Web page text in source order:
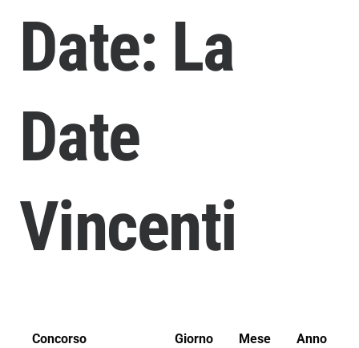
Date: La
Date
Vincenti
Concorso Giorno Mese Anno